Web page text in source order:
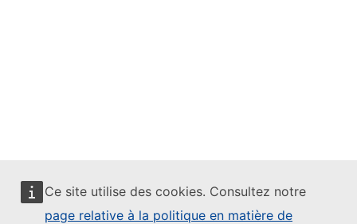
Ce site utilise des cookies. Consultez notre
page relative à la politique en matière de